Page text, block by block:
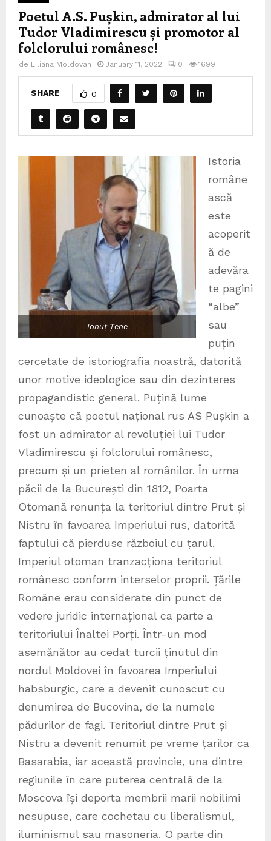
Poetul A.S. Pușkin, admirator al lui
Tudor Vladimirescu și promotor al
folclorului românesc!
de Liliana Moldovan January 11, 2022 0 1699
SHARE 0
Ionuț Țene
Istoria
române
ască
este
acoperit
ă de
adevăra
te pagini
“albe”
sau
puțin
cercetate de istoriografia noastră, datorită
unor motive ideologice sau din dezinteres
propagandistic general. Puțină lume
cunoaște că poetul național rus AS Pușkin a
fost un admirator al revoluției lui Tudor
Vladimirescu și folclorului românesc,
precum și un prieten al românilor. În urma
păcii de la București din 1812, Poarta
Otomană renunța la teritoriul dintre Prut și
Nistru în favoarea Imperiului rus, datorită
faptului că pierduse războiul cu țarul.
Imperiul otoman tranzacționa teritoriul
românesc conform interselor proprii. Țările
Române erau considerate din punct de
vedere juridic internațional ca parte a
teritoriului Înaltei Porți. Într-un mod
asemănător au cedat turcii ținutul din
nordul Moldovei în favoarea Imperiului
habsburgic, care a devenit cunoscut cu
denumirea de Bucovina, de la numele
pădurilor de fagi. Teritoriul dintre Prut și
Nistru a devenit renumit pe vreme țarilor ca
Basarabia, iar această provincie, una dintre
regiunile în care puterea centrală de la
Moscova își deporta membrii marii nobilimi
nesupuse, care cochetau cu liberalismul,
iluminismul sau masoneria. O parte din